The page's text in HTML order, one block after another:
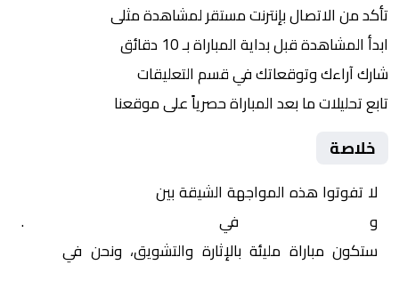
تأكد من الاتصال بإنترنت مستقر لمشاهدة مثلى
ابدأ المشاهدة قبل بداية المباراة بـ 10 دقائق
شارك آراءك وتوقعاتك في قسم التعليقات
تابع تحليلات ما بعد المباراة حصرياً على موقعنا
خلاصة
لا تفوتوا هذه المواجهة الشيقة بين
ونيوكاسل يونايتد في
.
ستكون مباراة مليئة بالإثارة والتشويق، ونحن في